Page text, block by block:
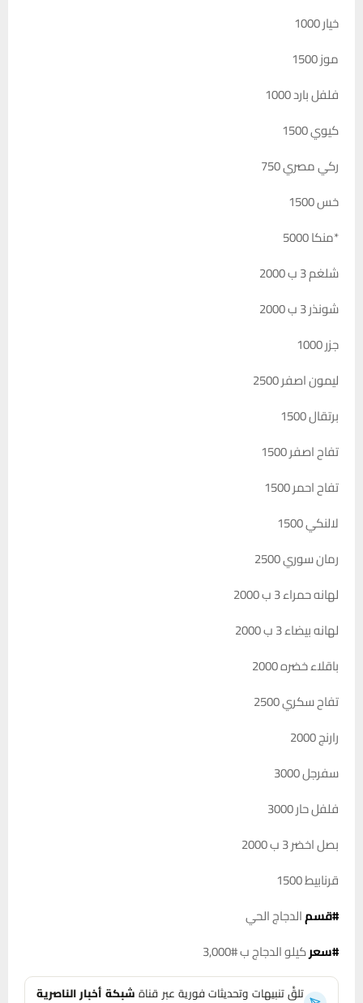
خيار 1000
موز 1500
فلفل بارد 1000
كيوي 1500
ركي مصري 750
خس 1500
*منكا 5000
شلغم 3 ب 2000
شونذر 3 ب 2000
جزر 1000
ليمون اصفر 2500
برتقال 1500
تفاح اصفر 1500
تفاح احمر 1500
لالنكي 1500
رمان سوري 2500
لهانه حمراء 3 ب 2000
لهانه بيضاء 3 ب 2000
باقلاء خضره 2000
تفاح سكري 2500
رارنج 2000
سفرجل 3000
فلفل حار 3000
بصل اخضر 3 ب 2000
قرنابيط 1500
#قسمالدجاج الحي
#سعركيلو الدجاج ب #3,000
تلقَّ تنبيهات وتحديثات فورية عبر قناةشبكة أخبار الناصرية